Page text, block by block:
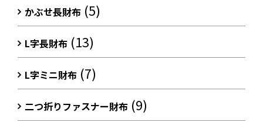
かぶせ長財布 (5)
L字長財布 (13)
L字ミニ財布 (7)
二つ折りファスナー財布 (9)